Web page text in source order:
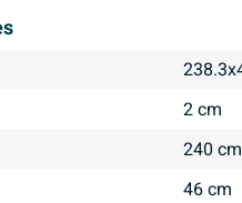
2 cm
240 cm
46 cm